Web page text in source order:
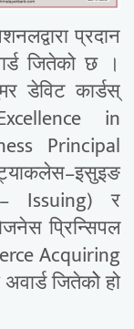
प्रदान
जितेको छ ।
डेविट कार्डस्
in
Principal
Issuing) र
प्रिन्सिपल
Acquiring
जितेकोे हो